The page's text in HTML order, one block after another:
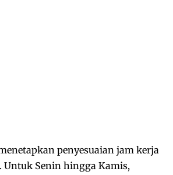
penyesuaian jam kerja
Untuk Senin hingga Kamis,